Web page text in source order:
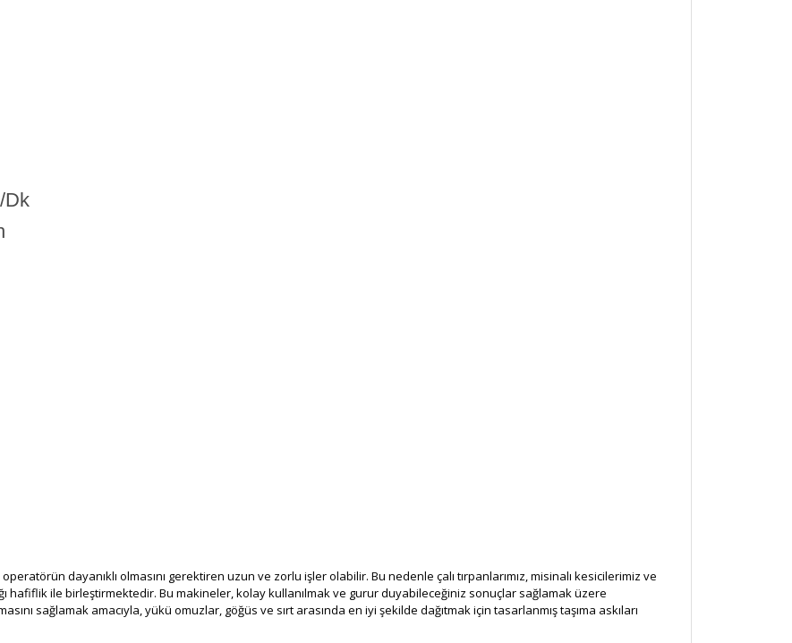
Dk
dayanıklı olmasını gerektiren uzun ve zorlu işler olabilir. Bu nedenle çalı tırpanlarımız, misinalı kesicilerimiz ve
hafiflik ile birleştirmektedir. Bu makineler, kolay kullanılmak ve gurur duyabileceğiniz sonuçlar sağlamak üzere
sağlamak amacıyla, yükü omuzlar, göğüs ve sırt arasında en iyi şekilde dağıtmak için tasarlanmış taşıma askıları